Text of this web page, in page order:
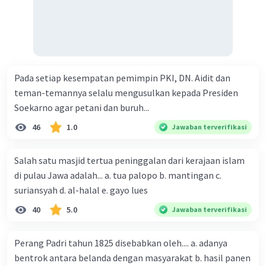
Pada setiap kesempatan pemimpin PKI, DN. Aidit dan
teman-temannya selalu mengusulkan kepada Presiden
Soekarno agar petani dan buruh...
46 1.0 Jawaban terverifikasi
Salah satu masjid tertua peninggalan dari kerajaan islam
di pulau Jawa adalah... a. tua palopo b. mantingan c.
suriansyah d. al-halal e. gayo lues
40 5.0 Jawaban terverifikasi
Perang Padri tahun 1825 disebabkan oleh.... a. adanya
bentrok antara belanda dengan masyarakat b. hasil panen